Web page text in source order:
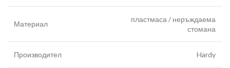
Материал
пластмаса / неръждаема
стомана
Производител Hardy